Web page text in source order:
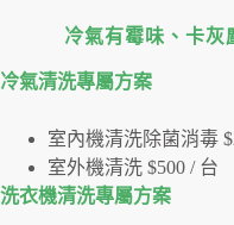
冷氣有霉味、卡灰
冷氣清洗專屬⽅案
室內機清洗除菌消毒
室外機清洗 $500 / 台
洗衣機清洗專屬⽅案